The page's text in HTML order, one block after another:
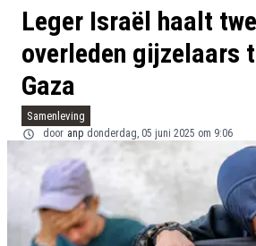
Leger Israël haalt
overleden gijzelaars
Gaza
Samenleving
door anp donderdag, 05 juni 2025 om 9:06